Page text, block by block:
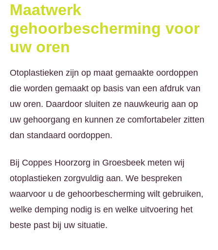
Maatwerk
gehoorbescherming voor
uw oren
Otoplastieken zijn op maat gemaakte oordoppen
die worden gemaakt op basis van een afdruk van
uw oren. Daardoor sluiten ze nauwkeurig aan op
uw gehoorgang en kunnen ze comfortabeler zitten
dan standaard oordoppen.
Bij Coppes Hoorzorg in Groesbeek meten wij
otoplastieken zorgvuldig aan. We bespreken
waarvoor u de gehoorbescherming wilt gebruiken,
welke demping nodig is en welke uitvoering het
beste past bij uw situatie.